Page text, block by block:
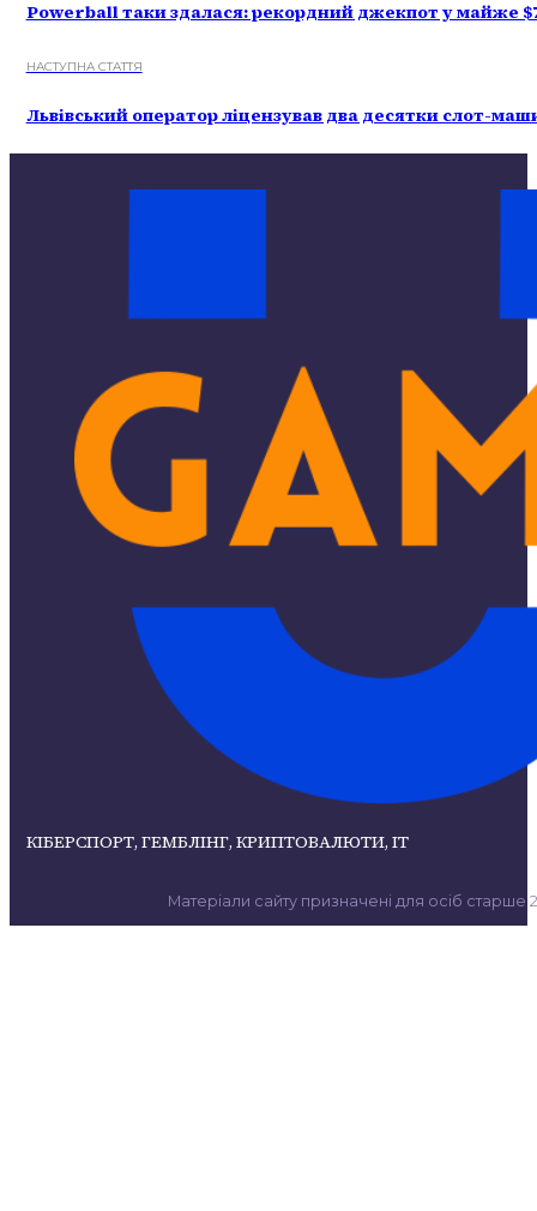
Powerball таки здалася: рекордний джекпот у майже
НАСТУПНА СТАТТЯ
Львівський оператор ліцензував два десятки слот-
КІБЕРСПОРТ, ГЕМБЛІНГ, КРИПТОВАЛЮТИ, ІТ
Матеріали сайту призначені для осіб старше